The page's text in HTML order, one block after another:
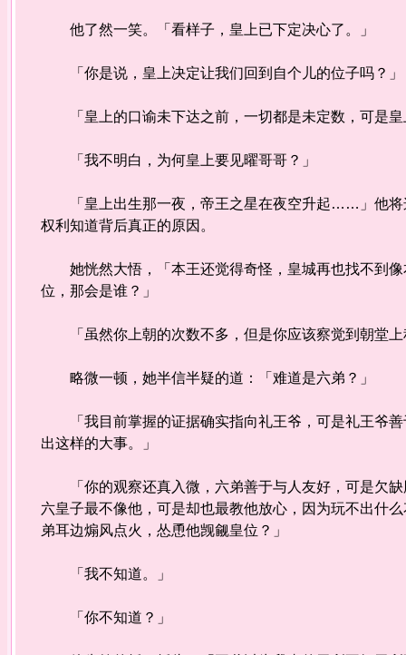
他了然一笑。「看样子，皇上已下定决心了。」
「你是说，皇上决定让我们回到自个儿的位子吗？」
「皇上的口谕未下达之前，一切都是未定数，可是皇
「我不明白，为何皇上要见曜哥哥？」
「皇上出生那一夜，帝王之星在夜空升起……」他将
权利知道背后真正的原因。
她恍然大悟，「本王还觉得奇怪，皇城再也找不到像
位，那会是谁？」
「虽然你上朝的次数不多，但是你应该察觉到朝堂上
略微一顿，她半信半疑的道：「难道是六弟？」
「我目前掌握的证据确实指向礼王爷，可是礼王爷善
出这样的大事。」
「你的观察还真入微，六弟善于与人友好，可是欠缺
六皇子最不像他，可是却也最教他放心，因为玩不出什
弟耳边煽风点火，怂恿他觊觎皇位？」
「我不知道。」
「你不知道？」